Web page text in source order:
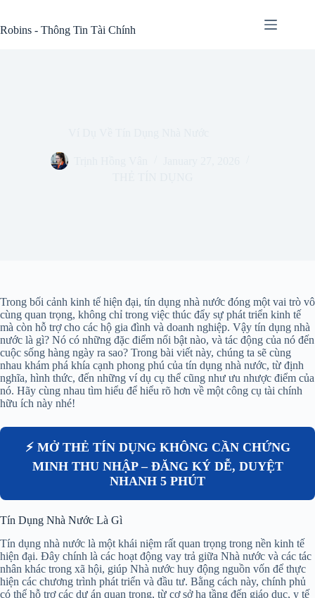
content
Robins - Thông Tin Tài Chính
Trong bối cảnh kinh tế hiện đại, tín dụng nhà nước đóng một vai trò vô
cùng quan trọng, không chỉ trong việc thúc đẩy sự phát triển kinh tế
mà còn hỗ trợ cho các hộ gia đình và doanh nghiệp. Vậy tín dụng nhà
nước là gì? Nó có những đặc điểm nổi bật nào, và tác động của nó đến
cuộc sống hàng ngày ra sao? Trong bài viết này, chúng ta sẽ cùng
nhau khám phá khía cạnh phong phú của tín dụng nhà nước, từ định
nghĩa, hình thức, đến những ví dụ cụ thể cũng như ưu nhược điểm của
nó. Hãy cùng nhau tìm hiểu để hiểu rõ hơn về một công cụ tài chính
hữu ích này nhé!
⚡ MỞ THẺ TÍN DỤNG KHÔNG CẦN CHỨNG
MINH THU NHẬP – ĐĂNG KÝ DỄ, DUYỆT
NHANH 5 PHÚT
Tín Dụng Nhà Nước Là Gì
Tín dụng nhà nước là một khái niệm rất quan trọng trong nền kinh tế
hiện đại. Đây chính là các hoạt động vay trả giữa Nhà nước và các tác
nhân khác trong xã hội, giúp Nhà nước huy động nguồn vốn để thực
hiện các chương trình phát triển và đầu tư. Bằng cách này, chính phủ
có thể hỗ trợ các dự án quan trọng, từ cơ sở hạ tầng đến giáo dục, y tế